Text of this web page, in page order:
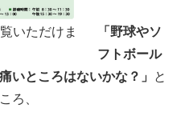
いただけま
「野球やソ
フトボール
いところはないかな？」
と
ろ、